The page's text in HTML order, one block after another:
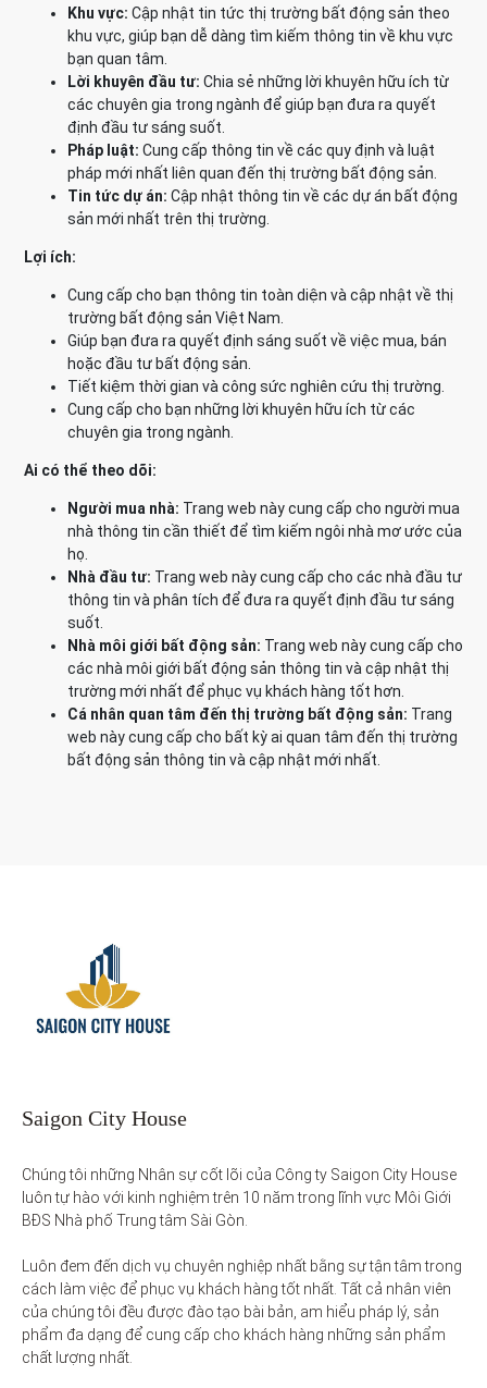
Khu vực: Cập nhật tin tức thị trường bất động sản theo
khu vực, giúp bạn dễ dàng tìm kiếm thông tin về khu vực
bạn quan tâm.
Lời khuyên đầu tư: Chia sẻ những lời khuyên hữu ích từ
các chuyên gia trong ngành để giúp bạn đưa ra quyết
định đầu tư sáng suốt.
Pháp luật: Cung cấp thông tin về các quy định và luật
pháp mới nhất liên quan đến thị trường bất động sản.
Tin tức dự án: Cập nhật thông tin về các dự án bất động
sản mới nhất trên thị trường.
Lợi ích:
Cung cấp cho bạn thông tin toàn diện và cập nhật về thị
trường bất động sản Việt Nam.
Giúp bạn đưa ra quyết định sáng suốt về việc mua, bán
hoặc đầu tư bất động sản.
Tiết kiệm thời gian và công sức nghiên cứu thị trường.
Cung cấp cho bạn những lời khuyên hữu ích từ các
chuyên gia trong ngành.
Ai có thể theo dõi:
Người mua nhà: Trang web này cung cấp cho người mua
nhà thông tin cần thiết để tìm kiếm ngôi nhà mơ ước của
họ.
Nhà đầu tư: Trang web này cung cấp cho các nhà đầu tư
thông tin và phân tích để đưa ra quyết định đầu tư sáng
suốt.
Nhà môi giới bất động sản: Trang web này cung cấp cho
các nhà môi giới bất động sản thông tin và cập nhật thị
trường mới nhất để phục vụ khách hàng tốt hơn.
Cá nhân quan tâm đến thị trường bất động sản: Trang
web này cung cấp cho bất kỳ ai quan tâm đến thị trường
bất động sản thông tin và cập nhật mới nhất.
Saigon City House
Chúng tôi những Nhân sự cốt lõi của Công ty Saigon City House
luôn tự hào với kinh nghiệm trên 10 năm trong lĩnh vực Môi Giới
BĐS Nhà phố Trung tâm Sài Gòn.
Luôn đem đến dịch vụ chuyên nghiệp nhất bằng sự tận tâm trong
cách làm việc để phục vụ khách hàng tốt nhất. Tất cả nhân viên
của chúng tôi đều được đào tạo bài bản, am hiểu pháp lý, sản
phẩm đa dạng để cung cấp cho khách hàng những sản phẩm
chất lượng nhất.